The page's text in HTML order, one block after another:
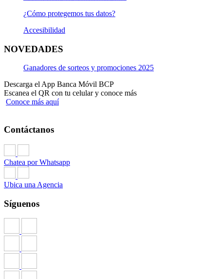
¿Cómo protegemos tus datos?
Accesibilidad
NOVEDADES
Ganadores de sorteos y promociones 2025
Descarga el App Banca Móvil BCP
Escanea el QR con tu celular y conoce más
Conoce más aquí
Contáctanos
Chatea por Whatsapp
Ubica una Agencia
Síguenos